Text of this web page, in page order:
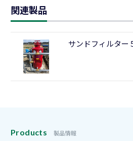
関連製品
サンドフィルター
Products 製品情報